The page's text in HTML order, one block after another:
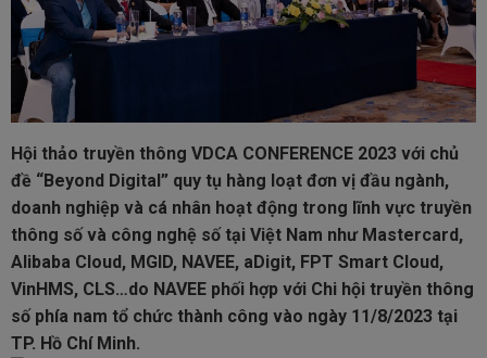
Hội thảo truyền thông VDCA CONFERENCE 2023 với chủ
đề “Beyond Digital” quy tụ hàng loạt đơn vị đầu ngành,
doanh nghiệp và cá nhân hoạt động trong lĩnh vực truyền
thông số và công nghệ số tại Việt Nam như Mastercard,
Alibaba Cloud, MGID, NAVEE, aDigit, FPT Smart Cloud,
VinHMS, CLS…do NAVEE phối hợp với Chi hội truyền thông
số phía nam tổ chức thành công vào ngày 11/8/2023 tại
TP. Hồ Chí Minh.